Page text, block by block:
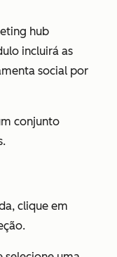
hub
incluirá as
social por
conjunto
clique em